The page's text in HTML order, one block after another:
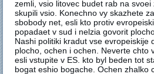
zemli, vsio litovec budet rab na
skupili vsio. Konechno vy skazhete
sbobody net, esli kto protiv
popadaet v sud i nelzia govorit
Nashi politiki kradut vse evropeiskije
plocho, ochen i ochen. Neverte chto
esli vstupite v ES. kto byl beden tot
bogat eshio bogache. Ochen zhalko